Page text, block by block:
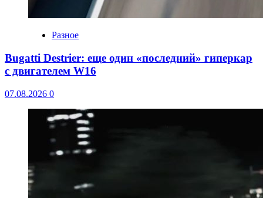
Разное
Bugatti Destrier: еще один «последний» гиперкар
с двигателем W16
07.08.2026 0